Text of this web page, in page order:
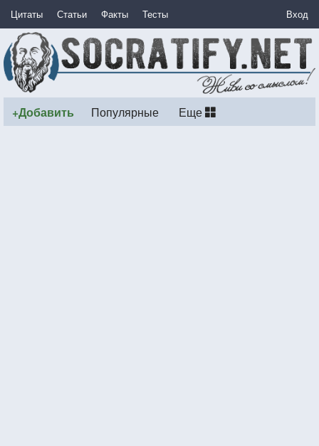
Цитаты Статьи Факты Тесты Вход
+Добавить Популярные Еще